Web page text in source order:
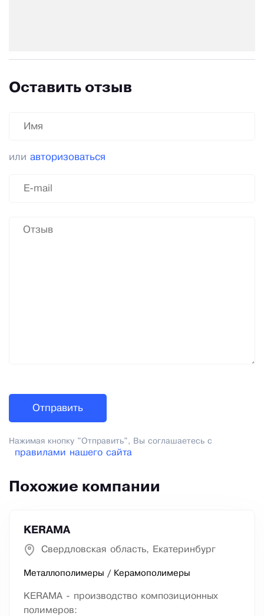
Оставить отзыв
или авторизоваться
Нажимая кнопку "Отправить", Вы соглашаетесь с
правилами нашего сайта
Похожие компании
KERAMA
Свердловская область, Екатеринбург
Металлополимеры / Керамополимеры
KERAMA - производство композиционных
полимеров: